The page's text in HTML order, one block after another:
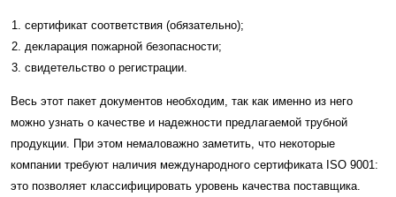
сертификат соответствия (обязательно);
декларация пожарной безопасности;
свидетельство о регистрации.
Весь этот пакет документов необходим, так как именно из него
можно узнать о качестве и надежности предлагаемой трубной
продукции. При этом немаловажно заметить, что некоторые
компании требуют наличия международного сертификата ISO 9001:
это позволяет классифицировать уровень качества поставщика.